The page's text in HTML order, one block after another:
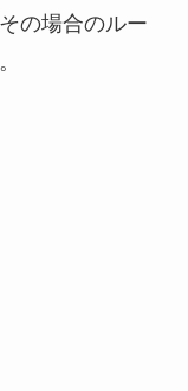
の場合のルー